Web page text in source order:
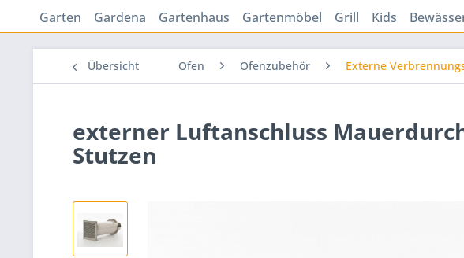
Garten Gardena Gartenhaus Gartenmöbel Grill Kids
Übersicht Ofen Ofenzubehör Externe
externer Luftanschluss
Stutzen